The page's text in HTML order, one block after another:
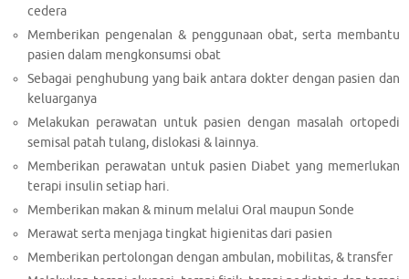
cedera
Memberikan pengenalan & penggunaan obat, serta membantu
pasien dalam mengkonsumsi obat
Sebagai penghubung yang baik antara dokter dengan pasien dan
keluarganya
Melakukan perawatan untuk pasien dengan masalah ortopedi
semisal patah tulang, dislokasi & lainnya.
Memberikan perawatan untuk pasien Diabet yang memerlukan
terapi insulin setiap hari.
Memberikan makan & minum melalui Oral maupun Sonde
Merawat serta menjaga tingkat higienitas dari pasien
Memberikan pertolongan dengan ambulan, mobilitas, & transfer